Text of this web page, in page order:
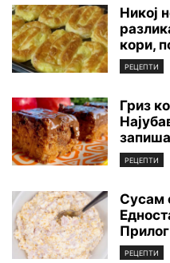
Никој
кори,
РЕЦЕПТИ
Гриз
РЕЦЕПТИ
Сусам
РЕЦЕПТИ